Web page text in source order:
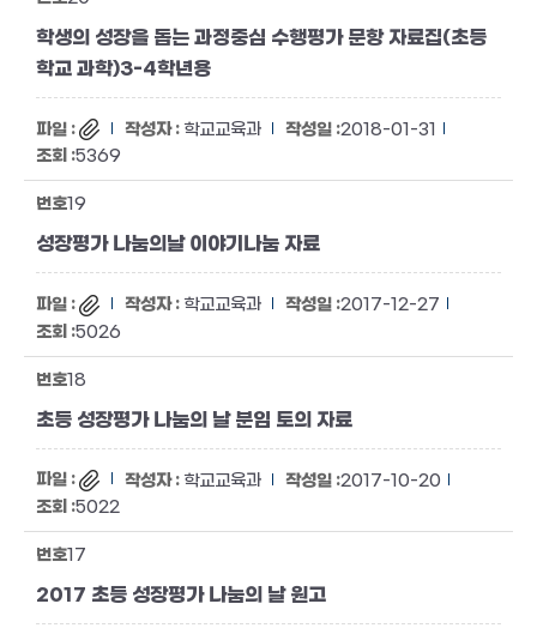
학생의 성장을 돕는 과정중심 수행평가 문항 자료집(초등
학교 과학)3-4학년용
학교교육과
2018-01-31
5369
19
성장평가 나눔의날 이야기나눔 자료
학교교육과
2017-12-27
5026
18
초등 성장평가 나눔의 날 분임 토의 자료
학교교육과
2017-10-20
5022
17
2017 초등 성장평가 나눔의 날 원고